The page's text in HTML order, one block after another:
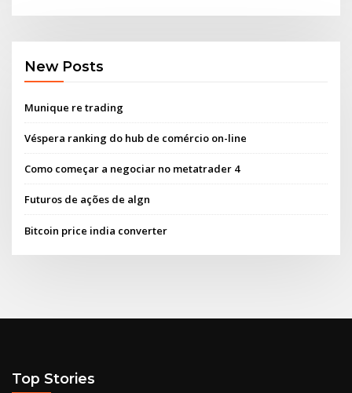
New Posts
Munique re trading
Véspera ranking do hub de comércio on-line
Como começar a negociar no metatrader 4
Futuros de ações de algn
Bitcoin price india converter
Top Stories